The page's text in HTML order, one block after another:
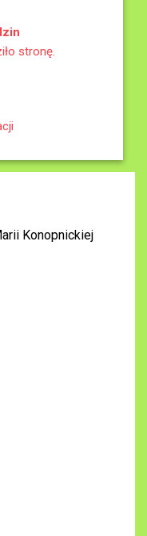
stronę.
Konopnickiej